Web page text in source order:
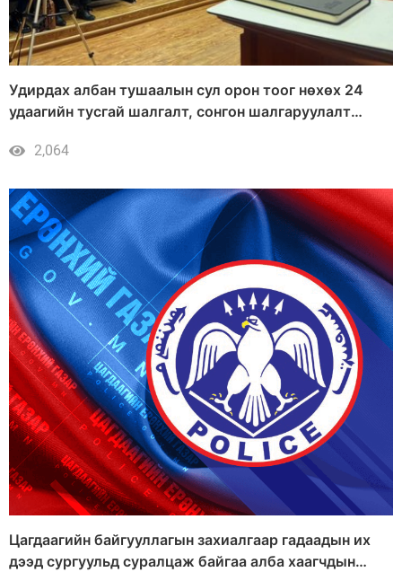
Удирдах албан тушаалын сул орон тоог нөхөх 24
удаагийн тусгай шалгалт, сонгон шалгаруулалт
2,064
Цагдаагийн байгууллагын захиалгаар гадаадын их
дээд сургуульд суралцаж байгаа алба хаагчдын